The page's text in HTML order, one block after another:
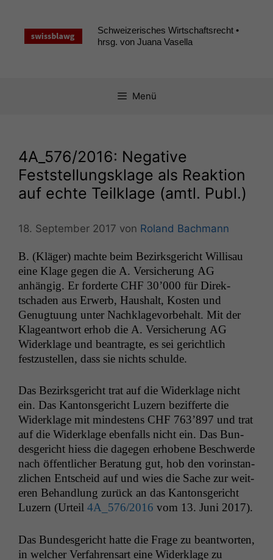
springen
Schweizerisches Wirtschaftsrecht •
hrsg. von Juana Vasella
Menü
4A_576/2016: Negative
Feststellungsklage als Reaktion
auf echte Teilklage (amtl. Publ.)
18. September 2017 von Roland Bachmann
B. (Kläger) machte beim Bezirks­gericht Willisau
eine Klage gegen die A. Ver­sicherung AG
anhängig. Er forderte CHF 30’000 für Direk­
tschaden aus Erwerb, Haushalt, Kosten und
Genug­tu­ung unter Nachk­lagevor­be­halt. Mit der
Klageant­wort erhob die A. Ver­sicherung AG
Widerk­lage und beantragte, es sei gerichtlich
festzustellen, dass sie nichts schulde.
Das Bezirks­gericht trat auf die Widerk­lage nicht
ein. Das Kan­ton­s­gericht Luzern bez­if­ferte die
Widerk­lage mit min­destens CHF 763’897 und trat
auf die Widerk­lage eben­falls nicht ein. Das Bun­
des­gericht hiess die dage­gen erhobene Beschw­erde
nach öffentlich­er Beratung gut, hob den vorin­stan­
zlichen Entscheid auf und wies die Sache zur weit­
eren Behand­lung zurück an das Kan­ton­s­gericht
Luzern (Urteil 4A_576/2016 vom 13. Juni 2017).
Das Bun­des­gericht hat­te die Frage zu beant­worten,
in welch­er Ver­fahren­sart eine Widerk­lage zu